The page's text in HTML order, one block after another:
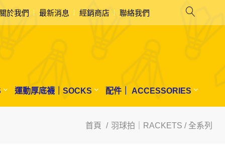
關於我們 最新消息 經銷商店 聯絡我們
運動厚底襪｜SOCKS 配件｜ ACCESSORIES
首頁 羽球拍｜RACKETS / 全系列